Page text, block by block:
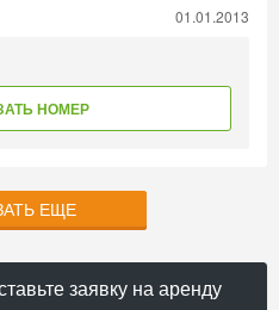
01.01.2013
НОМЕР
ЕЩЕ
заявку на аренду